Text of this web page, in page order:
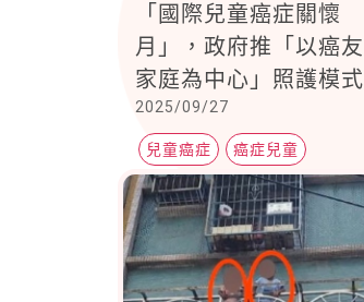
「國際兒童癌症關懷
月」，政府推「以癌友
家庭為中心」照護模式
2025/09/27
兒童癌症 癌症兒童